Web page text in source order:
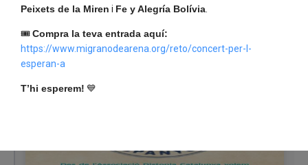
Notícies Destacades
Peixets de la Miren i Fe y Alegría Bolívia
🎟️Compra la teva entrada aquí:
https://www.migranodearena.org/reto/concert-per-l-
esperan-a
T’hi esperem! 💙